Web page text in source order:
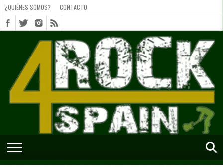
SOMOS?
CONTACTO
SHORTS
¿QUIÉNES SOMOS? CONTACTO